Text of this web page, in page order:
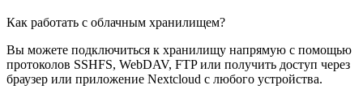
Как работать с облачным хранилищем?
Вы можете подключиться к хранилищу напрямую с помощью
протоколов SSHFS, WebDAV, FTP или получить доступ через
браузер или приложение Nextcloud c любого устройства.